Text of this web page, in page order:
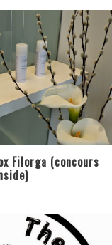
Filorga (concours